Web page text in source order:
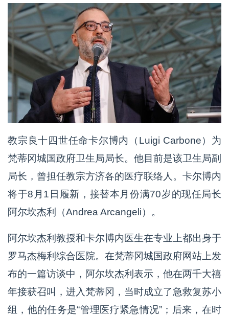
教宗良十四世任命卡尔博内（Luigi Carbone）为
梵蒂冈城国政府卫生局局长。他目前是该卫生局副
局长，曾担任教宗方济各的医疗联络人。卡尔博内
将于8月1日履新，接替本月份满70岁的现任局长
阿尔坎杰利（Andrea Arcangeli）。
阿尔坎杰利教授和卡尔博内医生在专业上都出身于
罗马杰梅利综合医院。在梵蒂冈城国政府网站上发
布的一篇访谈中，阿尔坎杰利表示，他在两千大禧
年接获召叫，进入梵蒂冈，当时成立了急救复苏小
组，他的任务是“管理医疗紧急情况”；后来，在时